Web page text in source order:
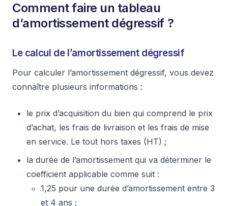
Comment faire un tableau
d’amortissement dégressif ?
Le calcul de l’amortissement dégressif
Pour calculer l’amortissement dégressif, vous devez
connaître plusieurs informations :
le prix d’acquisition du bien qui comprend le prix
d’achat, les frais de livraison et les frais de mise
en service. Le tout hors taxes (HT) ;
la durée de l’amortissement qui va déterminer le
coefficient applicable comme suit :
1,25 pour une durée d’amortissement entre 3
et 4 ans ;